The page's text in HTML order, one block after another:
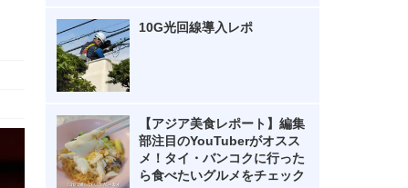
10G光回線導入レポ
【アジア美食レポート】編集
部注目のYouTuberがオスス
メ！タイ・バンコクに行った
ら食べたいグルメをチェック